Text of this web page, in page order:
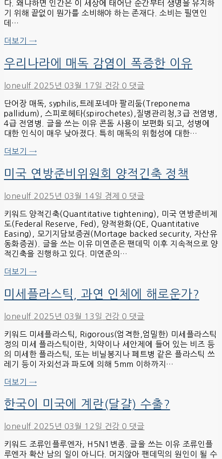
다. 왜냐하면 인간은 이 세상에 태어난 순간부터 생명을 유지하
기 위해 끝없이 뭔가를 소비해야 하는 존재다. 소비는 필연인
데…
더보기 →
우리나라에 매독 감염이 폭증한 이유
loneulf 2025년 03월 17일 건강 0 댓글
단어장 매독, syphilis,트레포네마 팔리둠(Treponema
pallidum), 스피로헤타(spirochetes),질병관리청,3급 전염병,
4급 전염병. 글을 쓰는 이유 콘돔 사용이 보편화 되고, 성병에
대한 인식이 매우 낮아졌다. 특히 매독의 위험성에 대한…
더보기 →
미국 연방준비위원회 양적긴축 정책
loneulf 2025년 03월 14일 경제 0 댓글
키워드 양적긴축(Quantitative tightening), 미국 연방준비제
도(Federal Reserve, Fed), 양적완화(QE, Quantitative
Easing), 모기지담보증권(Mortage backed security, 자산유
동화증권). 글을 쓰는 이유 미연준은 팬데믹 이후 지속적으로 양
적긴축을 진행하고 있다. 미연준의…
더보기 →
미세플라스틱, 과연 인체에 해로운가?
loneulf 2025년 03월 13일 건강 0 댓글
키워드 미세플라스틱, Rigorous(엄격한,엄밀한) 미세플라스틱
정의 미세 플라스틱이란, 치약이나 세안제에 들어 있는 비즈 등
의 미세한 플라스틱, 또는 비닐봉지나 페트병 같은 플라스틱 쓰
레기 등이 자외선과 파도에 의해 5mm 이하까지…
더보기 →
한국이 미국에 계란(달걀) 수출?
loneulf 2025년 03월 12일 건강 0 댓글
키워드 조류인플루엔자, H5N1변종. 글을 쓰는 이유 조류인플
루엔자 확산 남의 일이 아니다. 머지않아 팬데믹의 원인이 될 수